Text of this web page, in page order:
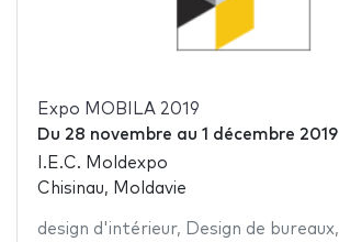
Expo MOBILA 2019
Du 28 novembre au 1 décembre 2019
I.E.C. Moldexpo
Chisinau, Moldavie
design d'intérieur, Design de bureaux,